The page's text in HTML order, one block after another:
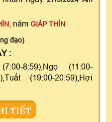
, năm GIÁP THÌN
đạo)
:
8:59),Ngọ (11:00-
(19:00-20:59),Hợi
TIẾT